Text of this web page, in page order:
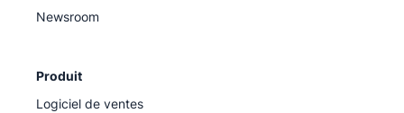
Newsroom
Produit
Logiciel de ventes